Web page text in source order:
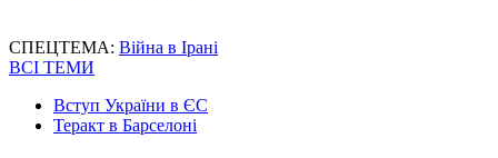
СПЕЦТЕМА: Війна в Ірані
ВСІ ТЕМИ
Вступ України в ЄС
Теракт в Барселоні